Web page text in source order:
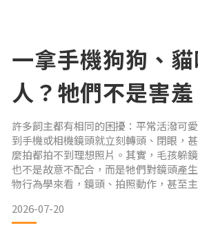
一拿手機狗狗、
人？牠們不是害
不了這件事
許多飼主都有相同的困擾：平常活潑可
到手機或相機鏡頭就立刻轉頭、閉眼，
麼拍都拍不到理想照片。其實，毛孩躲
也不是故意不配合，而是牠們對鏡頭產
物行為學來看，鏡頭、拍照動作，甚至
鏡頭就像一雙「不會眨眼的大眼睛」對人
是拍照工具；但在狗狗與貓咪眼中，它更
2026-07-20